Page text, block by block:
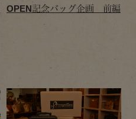
OPEN記念バッグ企画 前編